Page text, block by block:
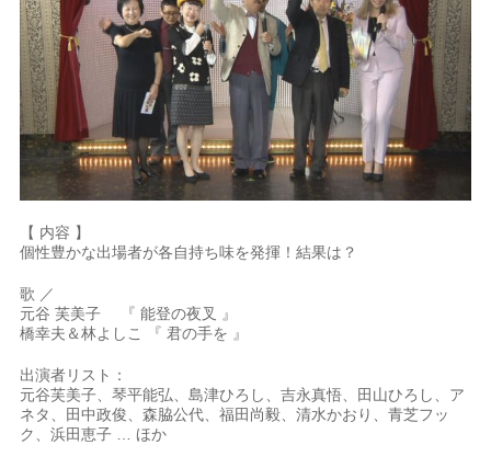
【 内容 】
個性豊かな出場者が各自持ち味を発揮！結果は？
歌 ／
元谷 芙美子 『 能登の夜叉 』
橋幸夫＆林よしこ 『 君の手を 』
出演者リスト：
元谷芙美子、琴平能弘、島津ひろし、吉永真悟、田山ひろし、ア
ネタ、田中政俊、森脇公代、福田尚毅、清水かおり、青芝フッ
ク、浜田恵子 … ほか